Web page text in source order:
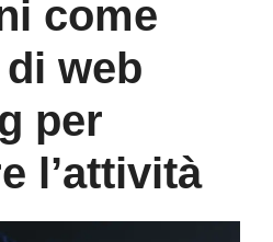
come
web
per
l’attività